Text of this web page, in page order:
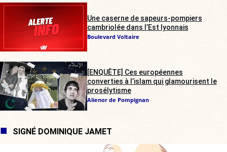
Une caserne de sapeurs-pompiers
cambriolée dans l’Est lyonnais
Boulevard Voltaire
[ENQUÊTE] Ces européennes
converties à l’islam qui glamourisent le
prosélytisme
Alienor de Pompignan
SIGNÉ DOMINIQUE JAMET